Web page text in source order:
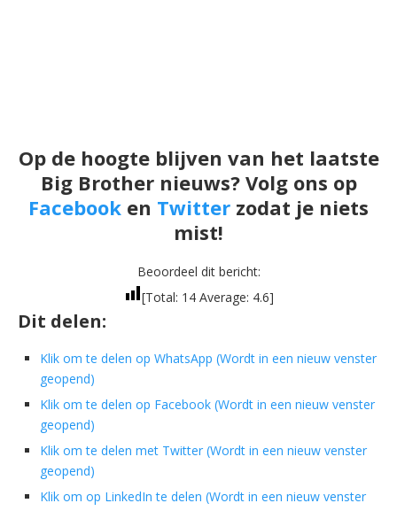
Op de hoogte blijven van het laatste
Big Brother nieuws? Volg ons op
Facebook en Twitter zodat je niets
mist!
Beoordeel dit bericht:
[Total: 14Average: 4.6]
Dit delen:
Klik om te delen op WhatsApp (Wordt in een nieuw venster
geopend)
Klik om te delen op Facebook (Wordt in een nieuw venster
geopend)
Klik om te delen met Twitter (Wordt in een nieuw venster
geopend)
Klik om op LinkedIn te delen (Wordt in een nieuw venster